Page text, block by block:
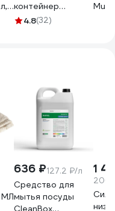
контейнер
Полимербыт на
4.8(32)
МЛ
636 ₽127.2 ₽/л
Средство для
мытья посуды
CleanBox
1